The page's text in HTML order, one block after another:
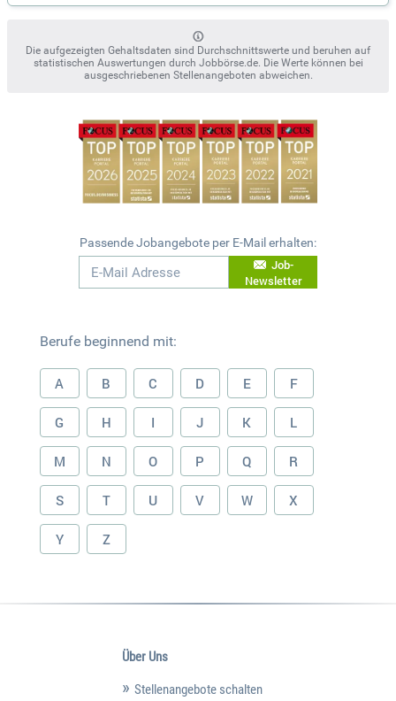
Die aufgezeigten Gehaltsdaten sind Durchschnittswerte und beruhen auf
statistischen Auswertungen durch Jobbörse.de. Die Werte können bei
ausgeschriebenen Stellenangeboten abweichen.
Passende Jobangebote per E-Mail erhalten:
Job-
Newsletter
Berufe beginnend mit:
A B C D E F
G H I J K L
M N O P Q R
S T U V W X
Y Z
Über Uns
Stellenangebote schalten